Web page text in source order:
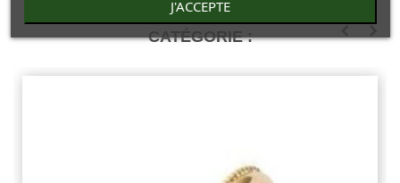
30 AUTRES PRODUITS DANS LA MÊME
CATÉGORIE :
J'ACCEPTE